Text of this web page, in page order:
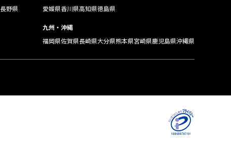
長野県
愛媛県香川県高知県徳島県
九州・沖縄
福岡県佐賀県長崎県大分県熊本県宮崎県鹿児島県沖縄県